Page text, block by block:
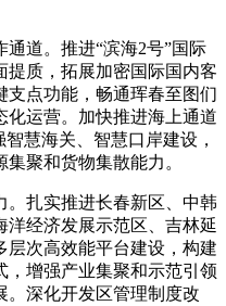
道。推进“滨海2号”国际
提质，拓展加密国际国内客
支点功能，畅通珲春至图们
化运营。加快推进海上通道
慧海关、智慧口岸建设，
聚和货物集散能力。
扎实推进长春新区、中韩
洋经济发展示范区、吉林延
次高效能平台建设，构建
，增强产业集聚和示范引领
。深化开发区管理制度改